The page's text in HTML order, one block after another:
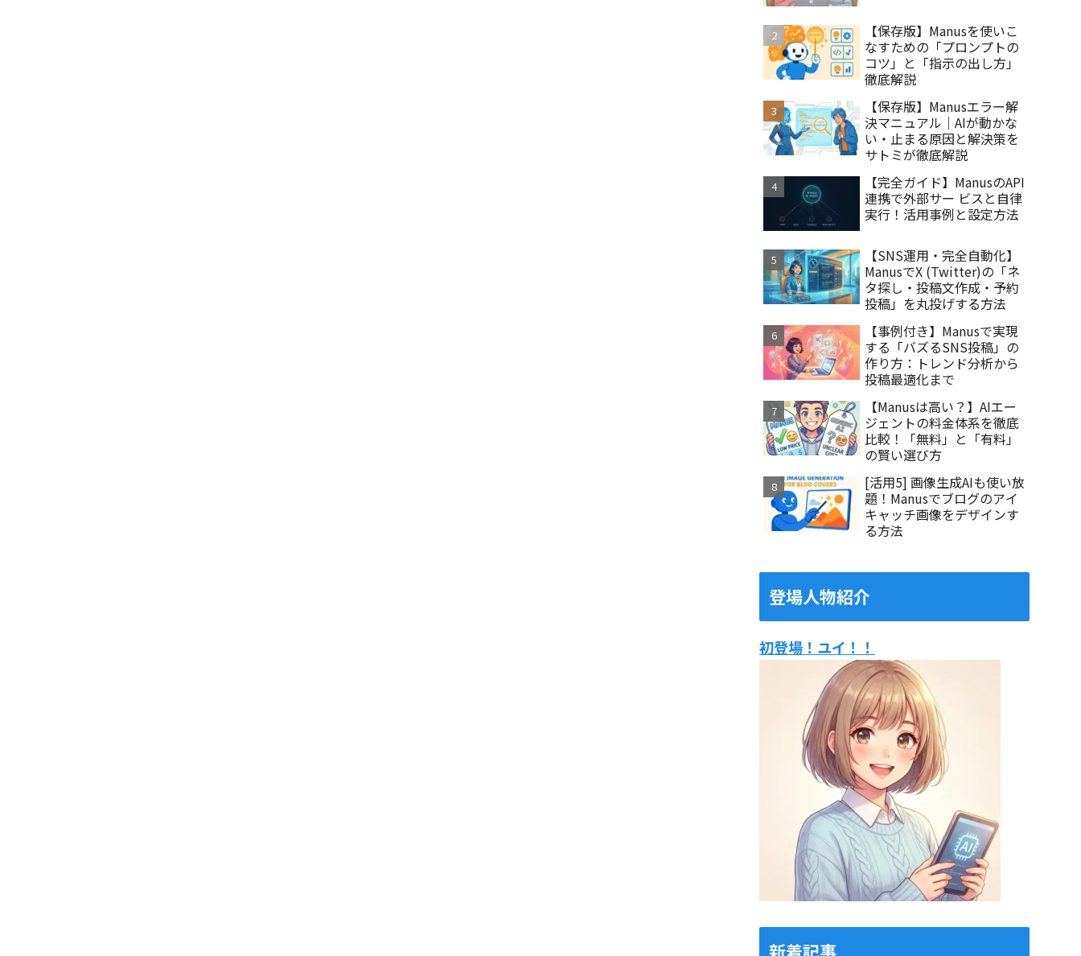
【保存版】Manusを使いこ
なすための「プロンプトの
コツ」と「指示の出し方」
徹底解説
【保存版】Manusエラー解
決マニュアル｜AIが動かな
い・止まる原因と解決策を
サトミが徹底解説
【完全ガイド】ManusのAPI
連携で外部サー ビスと自律
実行！活用事例と設定方法
【SNS運用・完全自動化】
ManusでX (Twitter)の「ネ
タ探し・投稿文作成・予約
投稿」を丸投げする方法
【事例付き】Manusで実現
する「バズるSNS投稿」の
作り方：トレンド分析から
投稿最適化まで
【Manusは高い？】AIエー
ジェントの料金体系を徹底
比較！「無料」と「有料」
の賢い選び方
[活用5] 画像生成AIも使い放
題！Manusでブログのアイ
キャッチ画像をデザインす
る方法
登場人物紹介
初登場！ユイ！！